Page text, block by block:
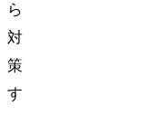
ら
対
策
す